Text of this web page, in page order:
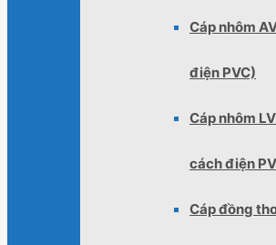
Cáp nhôm
điện PVC)
Cáp nhôm
cách điện
Cáp đồng